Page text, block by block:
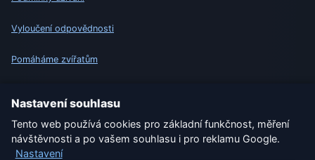
Vyloučení odpovědnosti
Pomáháme zvířatům
Nastavení
Nastavení souhlasu
Tento web používá cookies pro základní funkčnost, měření
návštěvnosti a po vašem souhlasu i pro reklamu Google.
Nastavení